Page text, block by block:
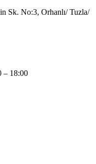
Sk. No:3, Orhanlı/ Tuzla/
– 18:00